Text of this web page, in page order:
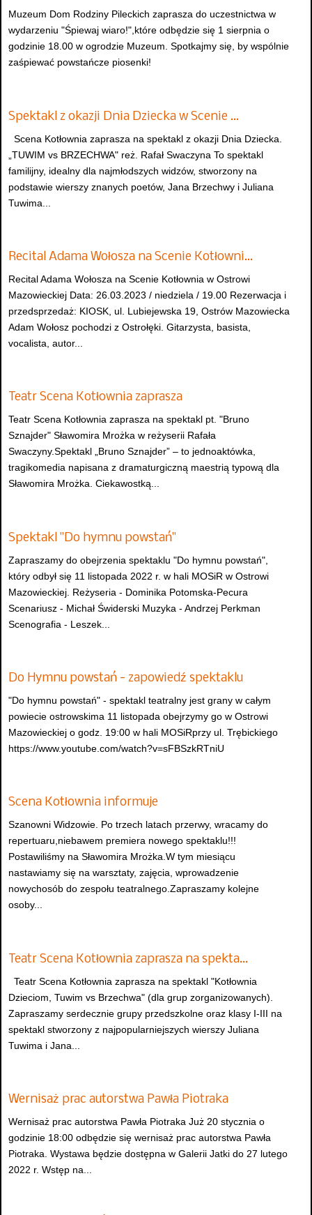
Muzeum Dom Rodziny Pileckich zaprasza do uczestnictwa w
wydarzeniu "Śpiewaj wiaro!",które odbędzie się 1 sierpnia o
godzinie 18.00 w ogrodzie Muzeum. Spotkajmy się, by wspólnie
zaśpiewać powstańcze piosenki!
Spektakl z okazji Dnia Dziecka w Scenie …
Scena Kotłownia zaprasza na spektakl z okazji Dnia Dziecka.
„TUWIM vs BRZECHWA" reż. Rafał Swaczyna To spektakl
familijny, idealny dla najmłodszych widzów, stworzony na
podstawie wierszy znanych poetów, Jana Brzechwy i Juliana
Tuwima...
Recital Adama Wołosza na Scenie Kotłowni…
Recital Adama Wołosza na Scenie Kotłownia w Ostrowi
Mazowieckiej Data: 26.03.2023 / niedziela / 19.00 Rezerwacja i
przedsprzedaż: KIOSK, ul. Lubiejewska 19, Ostrów Mazowiecka
Adam Wołosz pochodzi z Ostrołęki. Gitarzysta, basista,
vocalista, autor...
Teatr Scena Kotłownia zaprasza
Teatr Scena Kotłownia zaprasza na spektakl pt. "Bruno
Sznajder" Sławomira Mrożka w reżyserii Rafała
Swaczyny.Spektakl „Bruno Sznajder” – to jednoaktówka,
tragikomedia napisana z dramaturgiczną maestrią typową dla
Sławomira Mrożka. Ciekawostką...
Spektakl "Do hymnu powstań"
Zapraszamy do obejrzenia spektaklu "Do hymnu powstań",
który odbył się 11 listopada 2022 r. w hali MOSiR w Ostrowi
Mazowieckiej. Reżyseria - Dominika Potomska-Pecura
Scenariusz - Michał Świderski Muzyka - Andrzej Perkman
Scenografia - Leszek...
Do Hymnu powstań - zapowiedź spektaklu
"Do hymnu powstań" - spektakl teatralny jest grany w całym
powiecie ostrowskima 11 listopada obejrzymy go w Ostrowi
Mazowieckiej o godz. 19:00 w hali MOSiRprzy ul. Trębickiego
https://www.youtube.com/watch?v=sFBSzkRTniU
Scena Kotłownia informuje
Szanowni Widzowie. Po trzech latach przerwy, wracamy do
repertuaru,niebawem premiera nowego spektaklu!!!
Postawiliśmy na Sławomira Mrożka.W tym miesiącu
nastawiamy się na warsztaty, zajęcia, wprowadzenie
nowychosób do zespołu teatralnego.Zapraszamy kolejne
osoby...
Teatr Scena Kotłownia zaprasza na spekta…
Teatr Scena Kotłownia zaprasza na spektakl "Kotłownia
Dzieciom, Tuwim vs Brzechwa" (dla grup zorganizowanych).
Zapraszamy serdecznie grupy przedszkolne oraz klasy I-III na
spektakl stworzony z najpopularniejszych wierszy Juliana
Tuwima i Jana...
Wernisaż prac autorstwa Pawła Piotraka
Wernisaż prac autorstwa Pawła Piotraka Już 20 stycznia o
godzinie 18:00 odbędzie się wernisaż prac autorstwa Pawła
Piotraka. Wystawa będzie dostępna w Galerii Jatki do 27 lutego
2022 r. Wstęp na...